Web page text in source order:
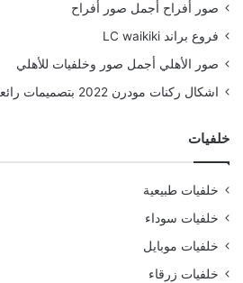
صور أفراح أجمل صور أفراح
فروع براند LC waikiki
صور الأهلي أجمل صور وخلفيات للأهلي
اشكال ركنات مودرن 2022 بتصميمات رائعة
خلفيات
خلفيات طبيعية
خلفيات سوداء
خلفيات موبايل
خلفيات زرقاء